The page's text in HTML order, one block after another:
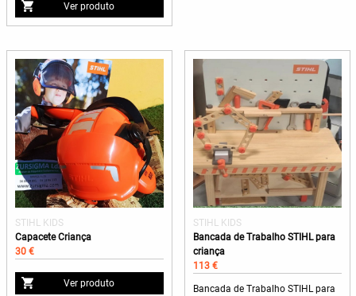
Ver produto
STIHL KIDS
Capacete Criança
30 €
Ver produto
STIHL KIDS
Bancada de Trabalho STIHL para
criança
113 €
Bancada de Trabalho STIHL para